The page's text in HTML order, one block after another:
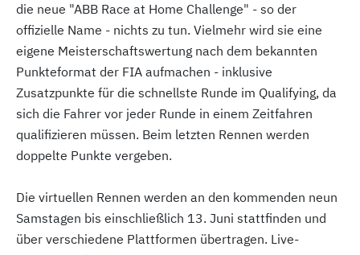
die neue "ABB Race at Home Challenge" - so der
offizielle Name - nichts zu tun. Vielmehr wird sie eine
eigene Meisterschaftswertung nach dem bekannten
Punkteformat der FIA aufmachen - inklusive
Zusatzpunkte für die schnellste Runde im Qualifying, da
sich die Fahrer vor jeder Runde in einem Zeitfahren
qualifizieren müssen. Beim letzten Rennen werden
doppelte Punkte vergeben.
Die virtuellen Rennen werden an den kommenden neun
Samstagen bis einschließlich 13. Juni stattfinden und
über verschiedene Plattformen übertragen. Live-